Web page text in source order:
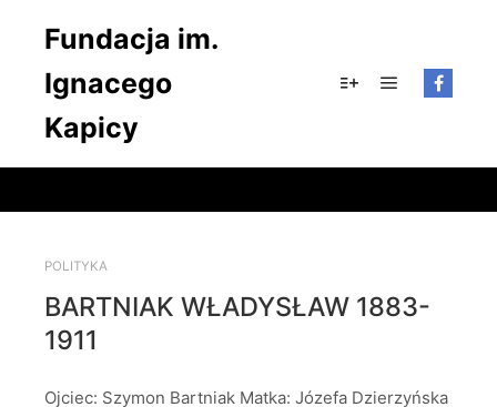
Fundacja im.
Ignacego
Kapicy
POLITYKA
BARTNIAK WŁADYSŁAW 1883-
1911
Ojciec: Szymon Bartniak Matka: Józefa Dzierzyńska